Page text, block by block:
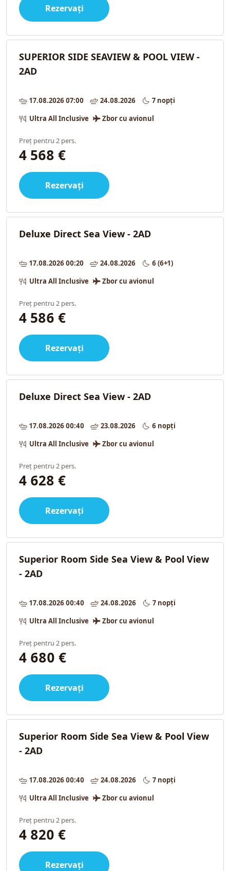
Rezervați
SUPERIOR SIDE SEAVIEW & POOL VIEW -
2AD
17.08.2026 07:00 24.08.2026
7 nopți
Ultra All Inclusive
Zbor cu avionul
Preț pentru 2 pers.
4 568 €
Rezervați
Deluxe Direct Sea View - 2AD
17.08.2026 00:20 24.08.2026
6 (6+1)
Ultra All Inclusive
Zbor cu avionul
Preț pentru 2 pers.
4 586 €
Rezervați
Deluxe Direct Sea View - 2AD
17.08.2026 00:40 23.08.2026
6 nopți
Ultra All Inclusive
Zbor cu avionul
Preț pentru 2 pers.
4 628 €
Rezervați
Superior Room Side Sea View & Pool View
- 2AD
17.08.2026 00:40 24.08.2026
7 nopți
Ultra All Inclusive
Zbor cu avionul
Preț pentru 2 pers.
4 680 €
Rezervați
Superior Room Side Sea View & Pool View
- 2AD
17.08.2026 00:40 24.08.2026
7 nopți
Ultra All Inclusive
Zbor cu avionul
Preț pentru 2 pers.
4 820 €
Rezervați